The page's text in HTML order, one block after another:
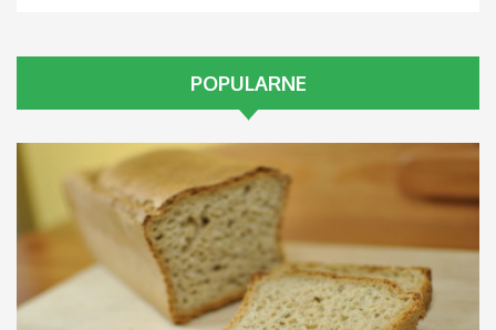
POPULARNE